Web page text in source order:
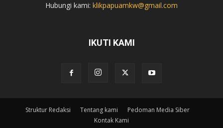
Hubungi kami: klikpapuamkw@gmail.com
IKUTI KAMI
Struktur Redaksi Tentang kami
Pedoman Media Siber
Kontak Kami